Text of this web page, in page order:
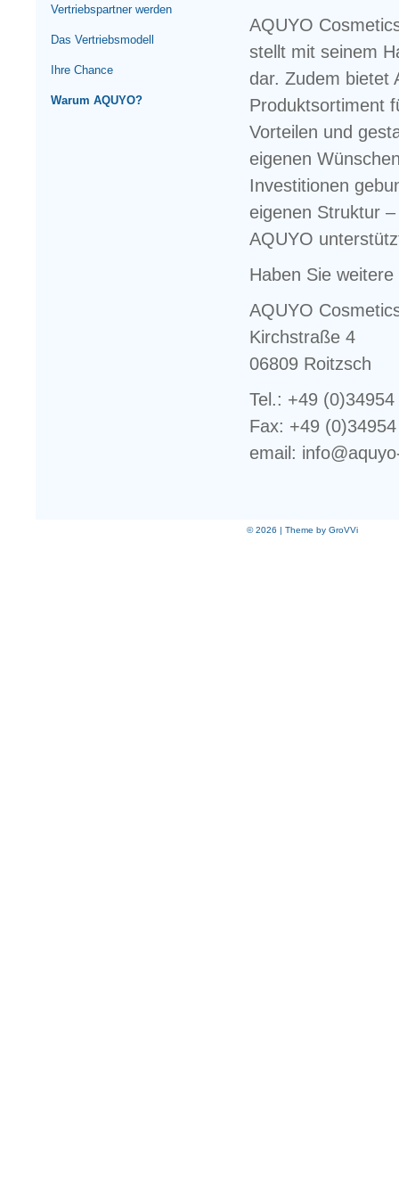
Vertriebspartner werden
Das Vertriebsmodell
Ihre Chance
Warum AQUYO?
AQUYO
stellt mit seinem
dar. Zudem bietet
Produktsortiment
Vorteilen und
eigenen
Investitionen
eigenen Struktur
AQUYO
Haben Sie
AQUYO
Kirchstraße 4
06809 Roitzsch
Tel.: +49
Fax: +49
email:
© 2026 | Theme by GroVVi